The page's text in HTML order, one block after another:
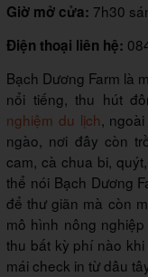
Giờ mở cửa: 7h30
Điện thoại liên hệ:
Bạch Dương Farm là
nổi tiếng, thu hút
nghiệm du lịch,
ngào, nơi đây còn
cam, cà chua bi,
thể nói Bạch Dương
để thư giãn mà còn
mô hình nông
thu bất kỳ phí nào
mái check in từ dâu